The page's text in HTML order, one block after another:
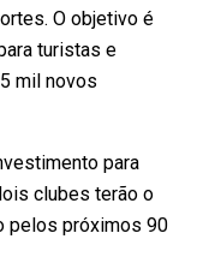
O objetivo é
turistas e
mil novos
para
clubes terão o
pelos próximos 90